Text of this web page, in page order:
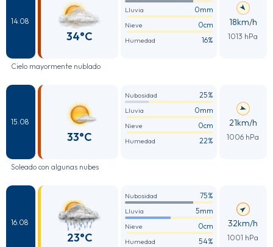
14.08
34°C
Lluvia 0mm
Nieve 0cm
Humedad 16%
18km/h
1013 hPa
Cielo mayormente nublado
15.08
33°C
Nubosidad 25%
Lluvia 0mm
Nieve 0cm
Humedad 22%
21km/h
1006 hPa
Soleado con algunas nubes
16.08
23°C
Nubosidad 75%
Lluvia 5mm
Nieve 0cm
Humedad 54%
32km/h
1001 hPa